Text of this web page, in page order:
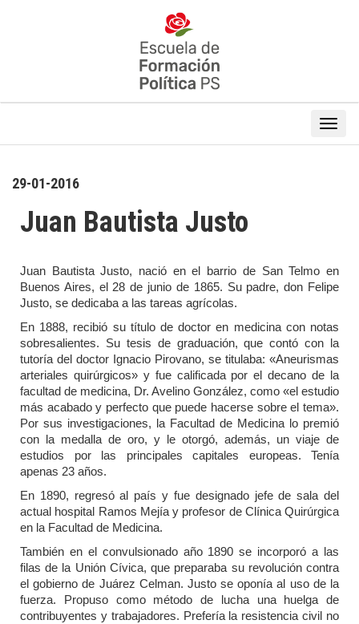
29-01-2016
Juan Bautista Justo
Juan Bautista Justo, nació en el barrio de San Telmo en
Buenos Aires, el 28 de junio de 1865. Su padre, don Felipe
Justo, se dedicaba a las tareas agrícolas.
En 1888, recibió su título de doctor en medicina con notas
sobresalientes. Su tesis de graduación, que contó con la
tutoría del doctor Ignacio Pirovano, se titulaba: «Aneurismas
arteriales quirúrgicos» y fue calificada por el decano de la
facultad de medicina, Dr. Avelino González, como «el estudio
más acabado y perfecto que puede hacerse sobre el tema».
Por sus investigaciones, la Facultad de Medicina lo premió
con la medalla de oro, y le otorgó, además, un viaje de
estudios por las principales capitales europeas. Tenía
apenas 23 años.
En 1890, regresó al país y fue designado jefe de sala del
actual hospital Ramos Mejía y profesor de Clínica Quirúrgica
en la Facultad de Medicina.
También en el convulsionado año 1890 se incorporó a las
filas de la Unión Cívica, que preparaba su revolución contra
el gobierno de Juárez Celman. Justo se oponía al uso de la
fuerza. Propuso como método de lucha una huelga de
contribuyentes y trabajadores. Prefería la resistencia civil no